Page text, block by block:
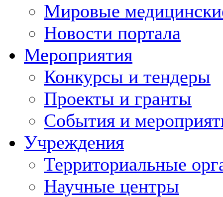
Мировые
Новости портала
Мероприятия
Конкурсы и тендеры
Проекты и гранты
События и
Учреждения
Территориальные
Научные центры